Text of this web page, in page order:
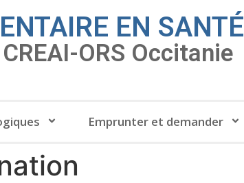
EN SANTÉ
ORS Occitanie
Emprunter et demander